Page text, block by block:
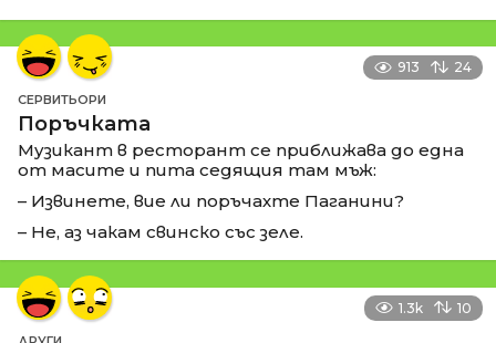
913 24
СЕРВИТЬОРИ
Поръчката
Музикант в ресторант се приближава до една
от масите и пита седящия там мъж:
– Извинете, вие ли поръчахте Паганини?
– Не, аз чакам свинско със зеле.
1.3k 10